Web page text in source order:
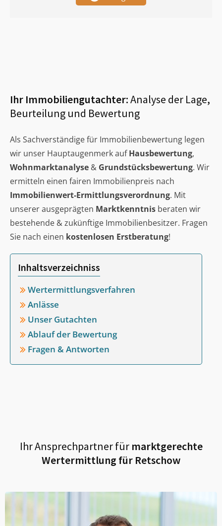
Ihr Immobiliengutachter:Analyse der Lage,
Beurteilung und Bewertung
Als Sachverständige für Immobilienbewertung legen
wir unser Hauptaugenmerk aufHausbewertung,
Wohnmarktanalyse & Grundstücksbewertung. Wir
ermitteln einen fairen Immobilienpreis nach
Immobilienwert-Ermittlungsverordnung. Mit
unserer ausgeprägten Marktkenntnis beraten wir
bestehende & zukünftige Immobilienbesitzer. Fragen
Sie nach einen kostenlosen Erstberatung!
Inhaltsverzeichniss
Wertermittlungsverfahren
Anlässe
Unser Gutachten
Ablauf der Bewertung
Fragen & Antworten
Ihr Ansprechpartner fürmarktgerechte
Wertermittlung für Retschow